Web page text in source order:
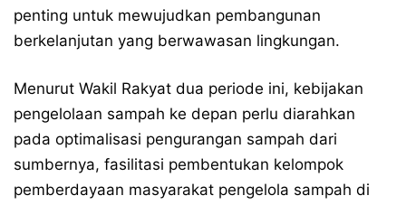
penting untuk mewujudkan pembangunan
berkelanjutan yang berwawasan lingkungan.
Menurut Wakil Rakyat dua periode ini, kebijakan
pengelolaan sampah ke depan perlu diarahkan
pada optimalisasi pengurangan sampah dari
sumbernya, fasilitasi pembentukan kelompok
pemberdayaan masyarakat pengelola sampah di